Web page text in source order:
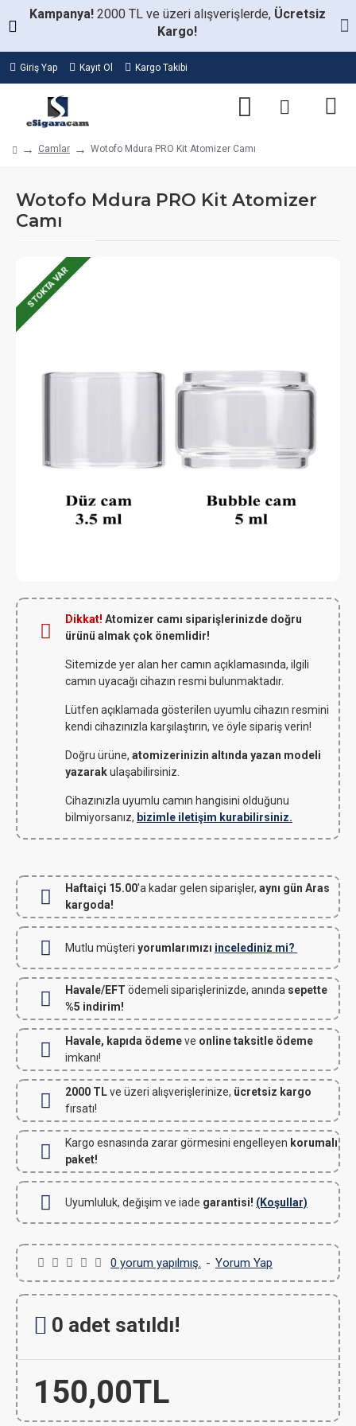
Kampanya! 2000 TL ve üzeri alışverişlerde, Ücretsiz
Kargo!
Giriş Yap Kayıt Ol Kargo Takibi
Camlar Wotofo Mdura PRO Kit Atomizer Camı
Wotofo Mdura PRO Kit Atomizer
Camı
STOKTA VAR
Dikkat! Atomizer camı siparişlerinizde doğru
ürünü almak çok önemlidir!
Sitemizde yer alan her camın açıklamasında, ilgili
camın uyacağı cihazın resmi bulunmaktadır.
Lütfen açıklamada gösterilen uyumlu cihazın resmini
kendi cihazınızla karşılaştırın, ve öyle sipariş verin!
Doğru ürüne, atomizerinizin altında yazan modeli
yazarakulaşabilirsiniz.
Cihazınızla uyumlu camın hangisini olduğunu
bilmiyorsanız, bizimle iletişim kurabilirsiniz.
Haftaiçi 15.00'a kadar gelen siparişler, aynı gün Aras
kargoda!
Mutlu müşteri yorumlarımızı incelediniz mi?
Havale/EFT ödemeli siparişlerinizde, anında sepette
%5 indirim!
Havale, kapıda ödemeve online taksitle ödeme
imkanı!
2000 TLve üzeri alışverişlerinize, ücretsiz kargo
fırsatı!
Kargo esnasında zarar görmesini engelleyen korumalı
paket!
Uyumluluk, değişim ve iade garantisi! (Koşullar)
0 yorum yapılmış. - Yorum Yap
150,00TL
0 adet satıldı!